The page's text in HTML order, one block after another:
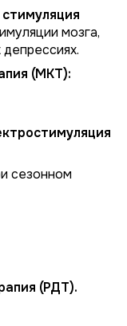
мозга,
(МКТ):
сезонном
(РДТ).